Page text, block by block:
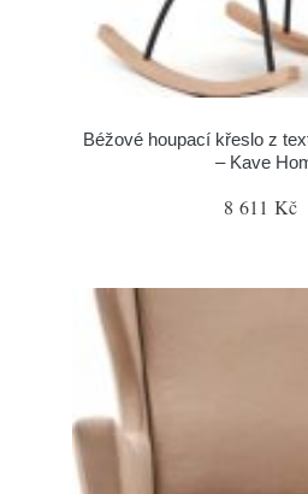
Béžové houpací křeslo z
– Kave
8 611 Kč